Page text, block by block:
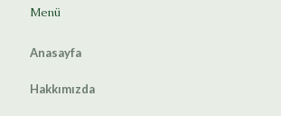
Menü
Anasayfa
Hakkımızda